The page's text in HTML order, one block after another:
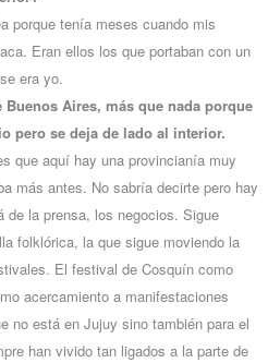
porque tenía meses cuando mis
Eran ellos los que portaban con un
era yo.
Aires, más que nada porque
pero se deja de lado al interior.
que aquí hay una provincianía muy
más antes. No sabría decirte pero hay
de la prensa, los negocios. Sigue
folklórica, la que sigue moviendo la
El festival de Cosquín como
acercamiento a manifestaciones
no está en Jujuy sino también para el
han vivido tan ligados a la parte de